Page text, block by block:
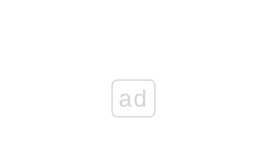
ad